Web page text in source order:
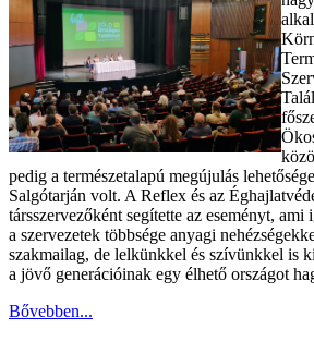
pedig a természetalapú megújulás
Salgótarján volt. A Reflex és az
társszervezőként segítette az eseményt,
a szervezetek többsége anyagi
szakmailag, de lelkünkkel és szívünkkel is
a jövő generációinak egy élhető országot
Bővebben...